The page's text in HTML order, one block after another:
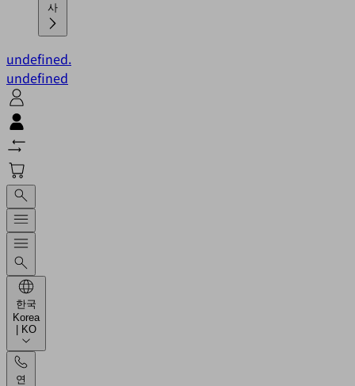
undefined.
undefined
한국
Korea
| KO
연